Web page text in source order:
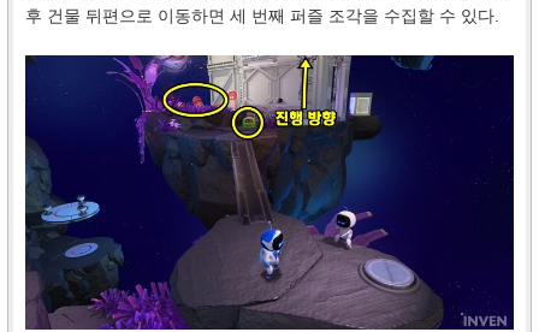
후 건물 뒤편으로 이동하면 세 번째 퍼즐 조각을 수집할 수 있다.